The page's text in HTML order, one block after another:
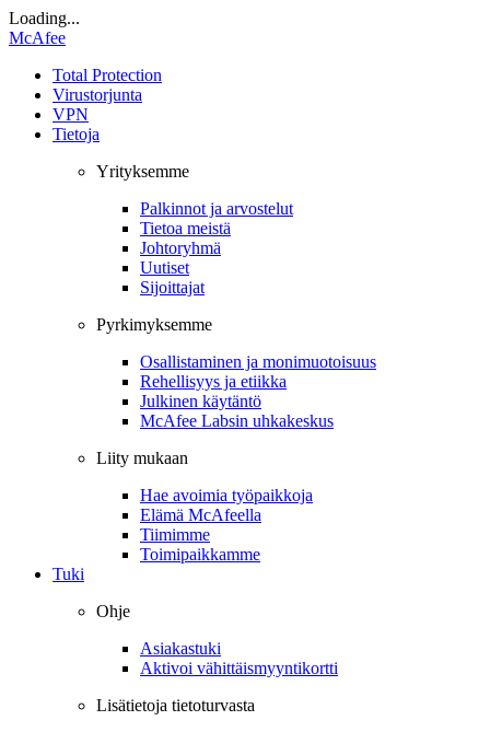
Loading...
McAfee
Total Protection
Virustorjunta
VPN
Tietoja
Yrityksemme
Palkinnot ja arvostelut
Tietoa meistä
Johtoryhmä
Uutiset
Sijoittajat
Pyrkimyksemme
Osallistaminen ja monimuotoisuus
Rehellisyys ja etiikka
Julkinen käytäntö
McAfee Labsin uhkakeskus
Liity mukaan
Hae avoimia työpaikkoja
Elämä McAfeella
Tiimimme
Toimipaikkamme
Tuki
Ohje
Asiakastuki
Aktivoi vähittäismyyntikortti
Lisätietoja tietoturvasta